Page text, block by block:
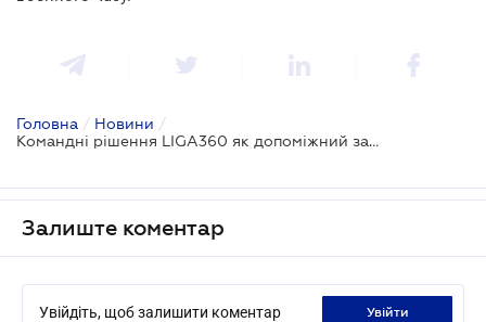
Головна / Новини /
Командні рішення LIGA360 як допоміжний засіб для антикризових команд у розв'язанні питань воєнного часу
Залиште коментар
Увійдіть, щоб залишити коментар увійти